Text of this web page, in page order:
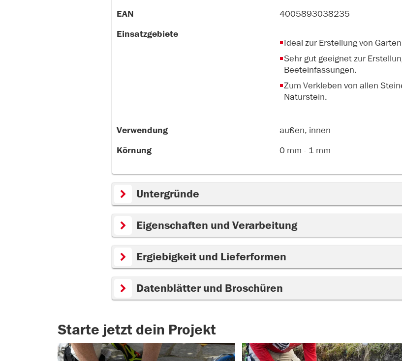
EAN 4005893038235
Einsatzgebiete
Ideal zur Erstellung von
Sehr gut geeignet zur
Beeteinfassungen.
Zum Verkleben von allen
Naturstein.
Verwendung außen, innen
Körnung 0 mm - 1 mm
Untergründe
Eigenschaften und Verarbeitung
Ergiebigkeit und Lieferformen
Datenblätter und Broschüren
Starte jetzt dein Projekt